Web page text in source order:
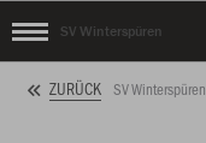
SV Winterspüren
ZURÜCK SV Winterspüren